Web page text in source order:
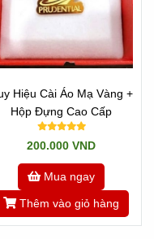
Hiệu Cài Áo Mạ Vàng +
Hộp Đựng Cao Cấp
200.000 VND
Mua ngay
Thêm vào giỏ hàng